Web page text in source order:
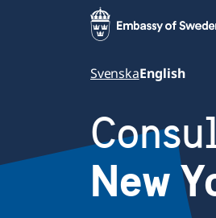
SvenskaEnglish
New